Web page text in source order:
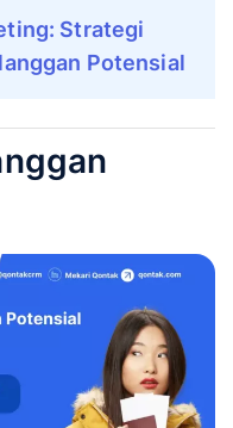
Strategi
Potensial